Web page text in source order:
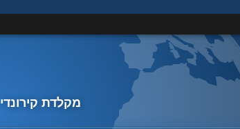
מקלדת קירונדי